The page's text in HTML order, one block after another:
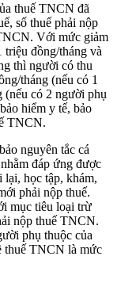
thuế TNCN đã
số thuế phải nộp
Với mức giảm
triệu đồng/tháng và
thì người có thu
tháng (nếu có 1
(nếu có 2 người phụ
hiểm y tế, bảo
TNCN.
nguyên tắc cá
đáp ứng được
lại, học tập, khám,
phải nộp thuế.
mục tiêu loại trừ
nộp thuế TNCN.
phụ thuộc của
thuế TNCN là mức